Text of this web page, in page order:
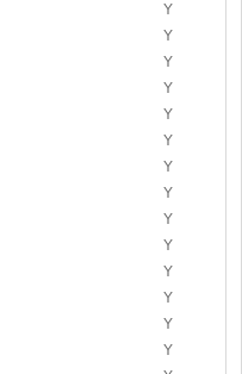
Y
Y
Y
Y
Y
Y
Y
Y
Y
Y
Y
Y
Y
Y